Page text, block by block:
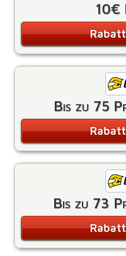
10€
Bis zu 75
Bis zu 73